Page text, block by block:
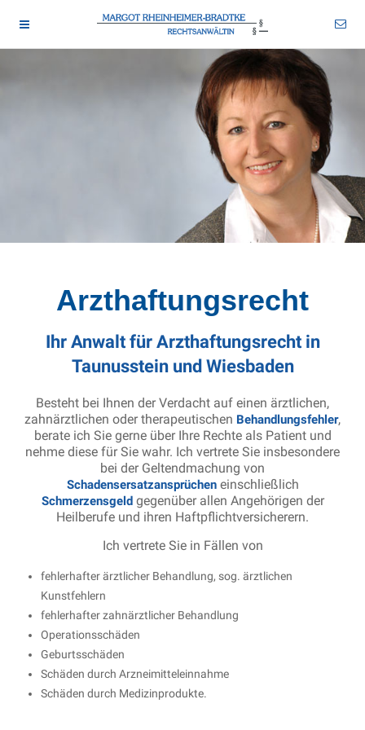
Arzthaftungsrecht
Ihr Anwalt für Arzthaftungsrecht in
Taunusstein und Wiesbaden
Besteht bei Ihnen der Verdacht auf einen ärztlichen,
zahnärztlichen oder therapeutischen Behandlungsfehler,
berate ich Sie gerne über Ihre Rechte als Patient und
nehme diese für Sie wahr. Ich vertrete Sie insbesondere
bei der Geltendmachung von
Schadensersatzansprücheneinschließlich
Schmerzensgeldgegenüber allen Angehörigen der
Heilberufe und ihren Haftpflichtversicherern.
Ich vertrete Sie in Fällen von
fehlerhafter ärztlicher Behandlung, sog. ärztlichen
Kunstfehlern
fehlerhafter zahnärztlicher Behandlung
Operationsschäden
Geburtsschäden
Schäden durch Arzneimitteleinnahme
Schäden durch Medizinprodukte.
rhbr-tstn 2026-08-06wid-17drtm-bns 2026-08-06